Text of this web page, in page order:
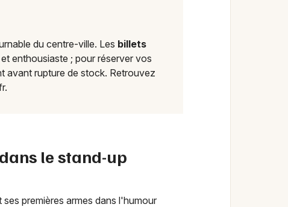
du centre-ville. Les billets
enthousiaste ; pour réserver vos
avant rupture de stock. Retrouvez
le stand-up
ses premières armes dans l'humour